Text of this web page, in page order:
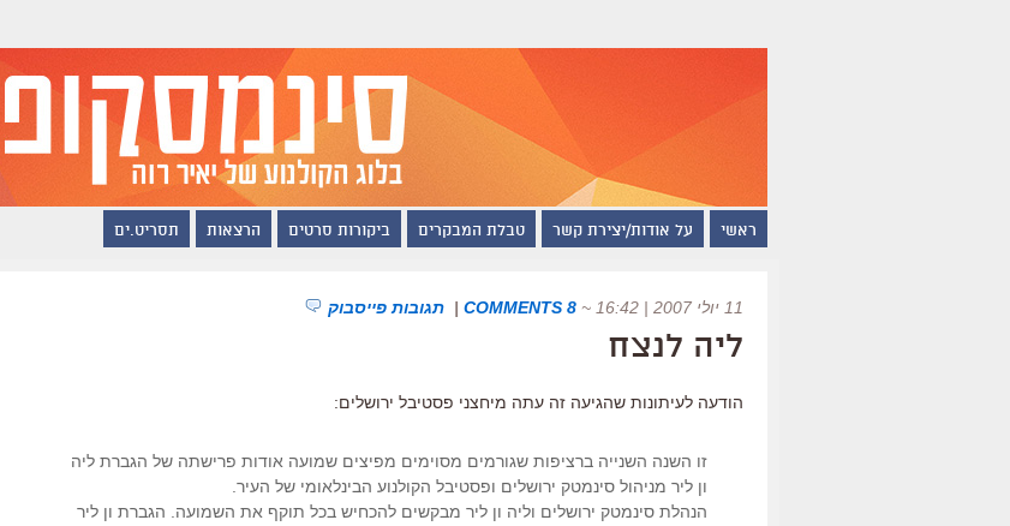
ראשי על אודות/יצירת קשר טבלת המבקרים ביקורות סרטים הרצאות תסריט.ים
11 יולי 2007 | 16:42 ~
8 COMMENTS
| תגובות פייסבוק
ליה לנצח
הודעה לעיתונות שהגיעה זה עתה מיחצני פסטיבל ירושלים:
זו השנה השנייה ברציפות שגורמים מסוימים מפיצים שמועה אודות פרישתה של הגברת ליה
ון ליר מניהול סינמטק ירושלים ופסטיבל הקולנוע הבינלאומי של העיר.
הנהלת סינמטק ירושלים וליה ון ליר מבקשים להכחיש בכל תוקף את השמועה. הגברת ון ליר